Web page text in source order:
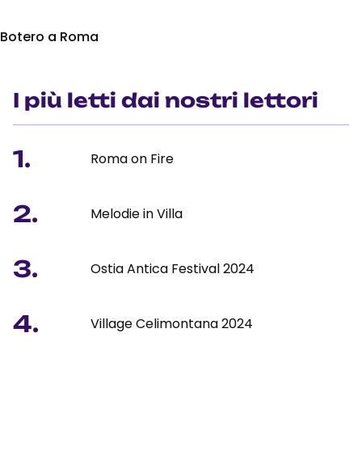
Botero a Roma
I più letti dai nostri lettori
1. Roma on Fire
2. Melodie in Villa
3. Ostia Antica Festival 2024
4. Village Celimontana 2024